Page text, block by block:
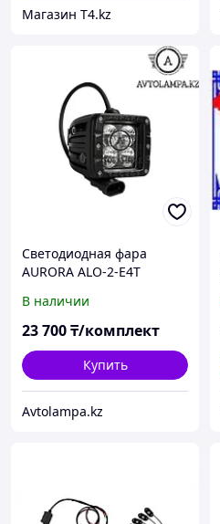
Магазин T4.kz
Светодиодная фара
AURORA ALO-2-E4T
квадратные фары Aurora
1шт
В наличии
23 700₸/комплект
Купить
Avtolampa.kz